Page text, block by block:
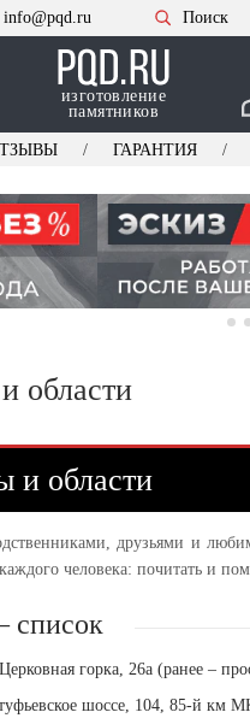
info@pqd.ru Поиск
изготовление
памятников
ГАРАНТИЯ
области
и области
друзьями и
человека: почитать и
горка, 26а (ранее –
шоссе, 104, 85-й км